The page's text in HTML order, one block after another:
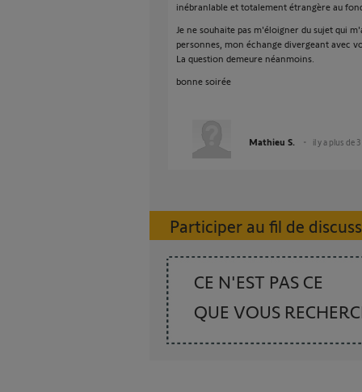
inébranlable et totalement étrangère au
Je ne souhaite pas m'éloigner du sujet qui
personnes, mon échange divergeant avec
La question demeure néanmoins.
bonne soirée
Mathieu S. il y a plus de
Participer au fil de
CE N'EST PAS CE
QUE VOUS